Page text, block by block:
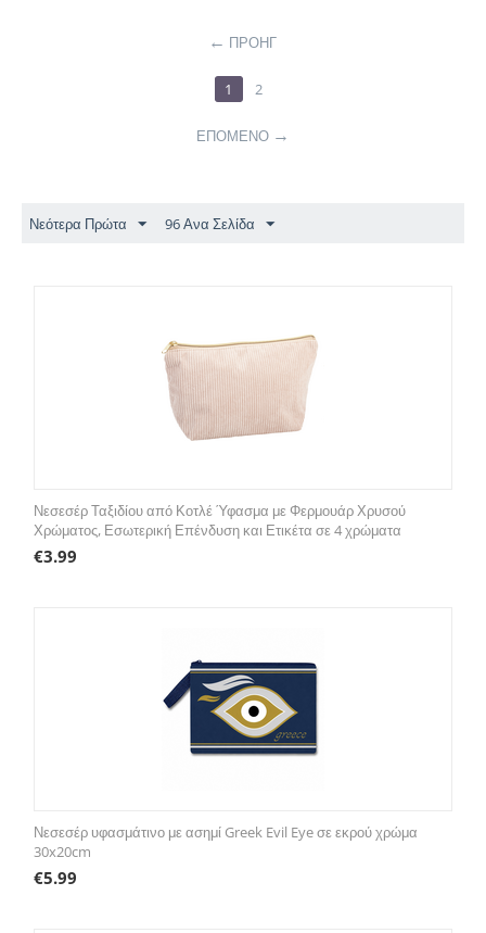
ΠΡΟΗΓ
1 2
ΕΠΌΜΕΝΟ
Νεότερα Πρώτα 96 Ανα Σελίδα
Νεσεσέρ Ταξιδίου από Κοτλέ Ύφασμα με Φερμουάρ Χρυσού
Χρώματος, Εσωτερική Επένδυση και Ετικέτα σε 4 χρώματα
€3.99
Νεσεσέρ υφασμάτινο με ασημί Greek Evil Eye σε εκρού χρώμα
30x20cm
€5.99